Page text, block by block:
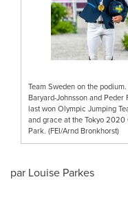
Team Sweden on the
Baryard-Johnsson and
last won Olympic Jumping
and grace at the Tokyo
Park. (FEI/Arnd Bronkhorst)
par Louise Parkes